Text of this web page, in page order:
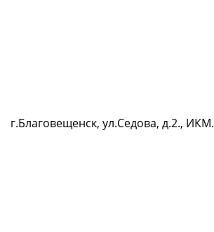
г.Благовещенск, ул.Седова, д.2., ИКМ.